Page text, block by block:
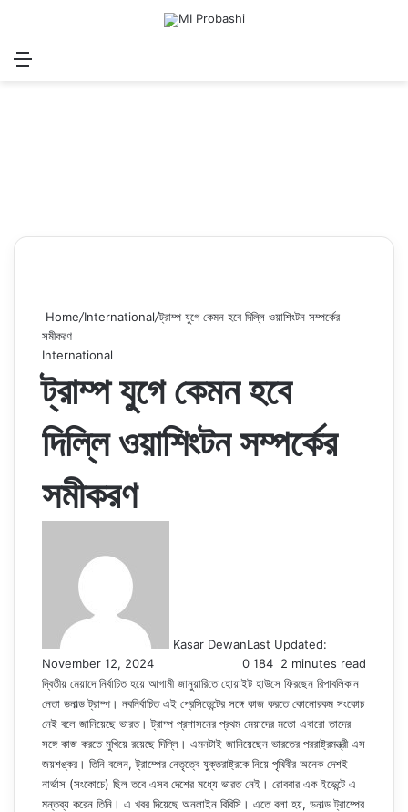
Menu
Home/International/ট্রাম্প যুগে কেমন হবে দিল্লি ওয়াশিংটন সম্পর্কের
সমীকরণ
International
ট্রাম্প যুগে কেমন হবে
দিল্লি ওয়াশিংটন সম্পর্কের
সমীকরণ
Kasar DewanLast Updated:
November 12, 2024
0 184 2 minutes read
দ্বিতীয় মেয়াদে নির্বাচিত হয়ে আগামী জানুয়ারিতে হোয়াইট হাউসে ফিরছেন রিপাবলিকান
নেতা ডনাল্ড ট্রাম্প। নবনির্বাচিত এই প্রেসিডেন্টের সঙ্গে কাজ করতে কোনোরকম সংকোচ
নেই বলে জানিয়েছে ভারত। ট্রাম্প প্রশাসনের প্রথম মেয়াদের মতো এবারো তাদের
সঙ্গে কাজ করতে মুখিয়ে রয়েছে দিল্লি। এমনটাই জানিয়েছেন ভারতের পররাষ্ট্রমন্ত্রী এস
জয়শঙ্কর। তিনি বলেন, ট্রাম্পের নেতৃত্বে যুক্তরাষ্ট্রকে নিয়ে পৃথিবীর অনেক দেশই
নার্ভাস (সংকোচে) ছিল তবে এসব দেশের মধ্যে ভারত নেই। রোববার এক ইভেন্টে এ
মন্তব্য করেন তিনি। এ খবর দিয়েছে অনলাইন বিবিসি। এতে বলা হয়, ডনাল্ড ট্রাম্পের